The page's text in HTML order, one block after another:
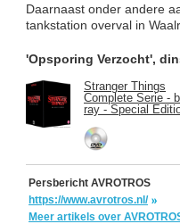
Daarnaast onder andere
tankstation overval in
'Opsporing Verzocht',
Stranger Things
Complete Serie -
ray - Special
Persbericht AVROTROS
https://www.avrotros.nl/
Meer artikels over